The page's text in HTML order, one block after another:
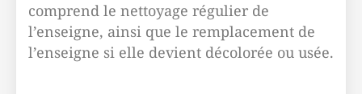
comprend le nettoyage régulier de
l’enseigne, ainsi que le remplacement de
l’enseigne si elle devient décolorée ou usée.